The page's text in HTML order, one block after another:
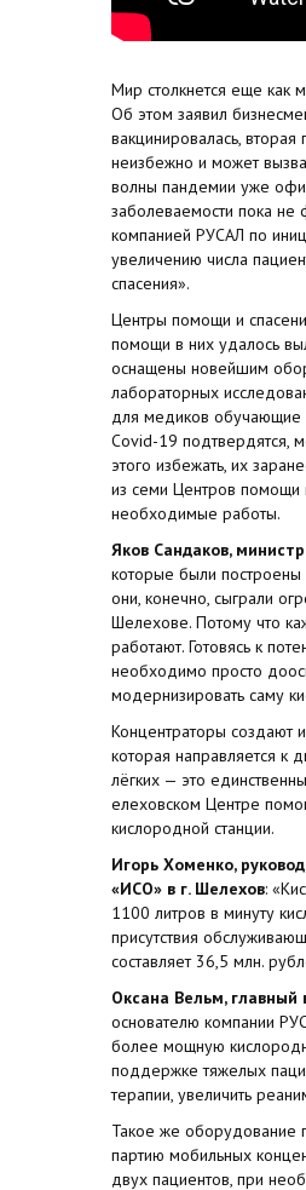
Мир столкнется еще как
Об этом заявил
вакцинировалась,
неизбежно и может
волны пандемии уже
заболеваемости пока не
компанией РУСАЛ по
увеличению числа
спасения».
Центры помощи и
помощи в них удалось
оснащены новейшим
лабораторных
для медиков обучающие
Covid-19 подтвердятся,
этого избежать, их
из семи Центров помощи
необходимые работы.
Яков Сандаков,
которые были
они, конечно, сыграли
Шелехове. Потому что
работают. Готовясь к
необходимо просто
модернизировать саму
Концентраторы создают
которая направляется к
лёгких — это
елеховском Центре
кислородной станции.
Игорь Хоменко,
«ИСО» в г. Шелехов:
1100 литров в минуту
присутствия
составляет 36,5 млн.
Оксана Вельм,
основателю компании
более мощную
поддержке тяжелых
терапии, увеличить
Такое же оборудование
партию мобильных
двух пациентов, при